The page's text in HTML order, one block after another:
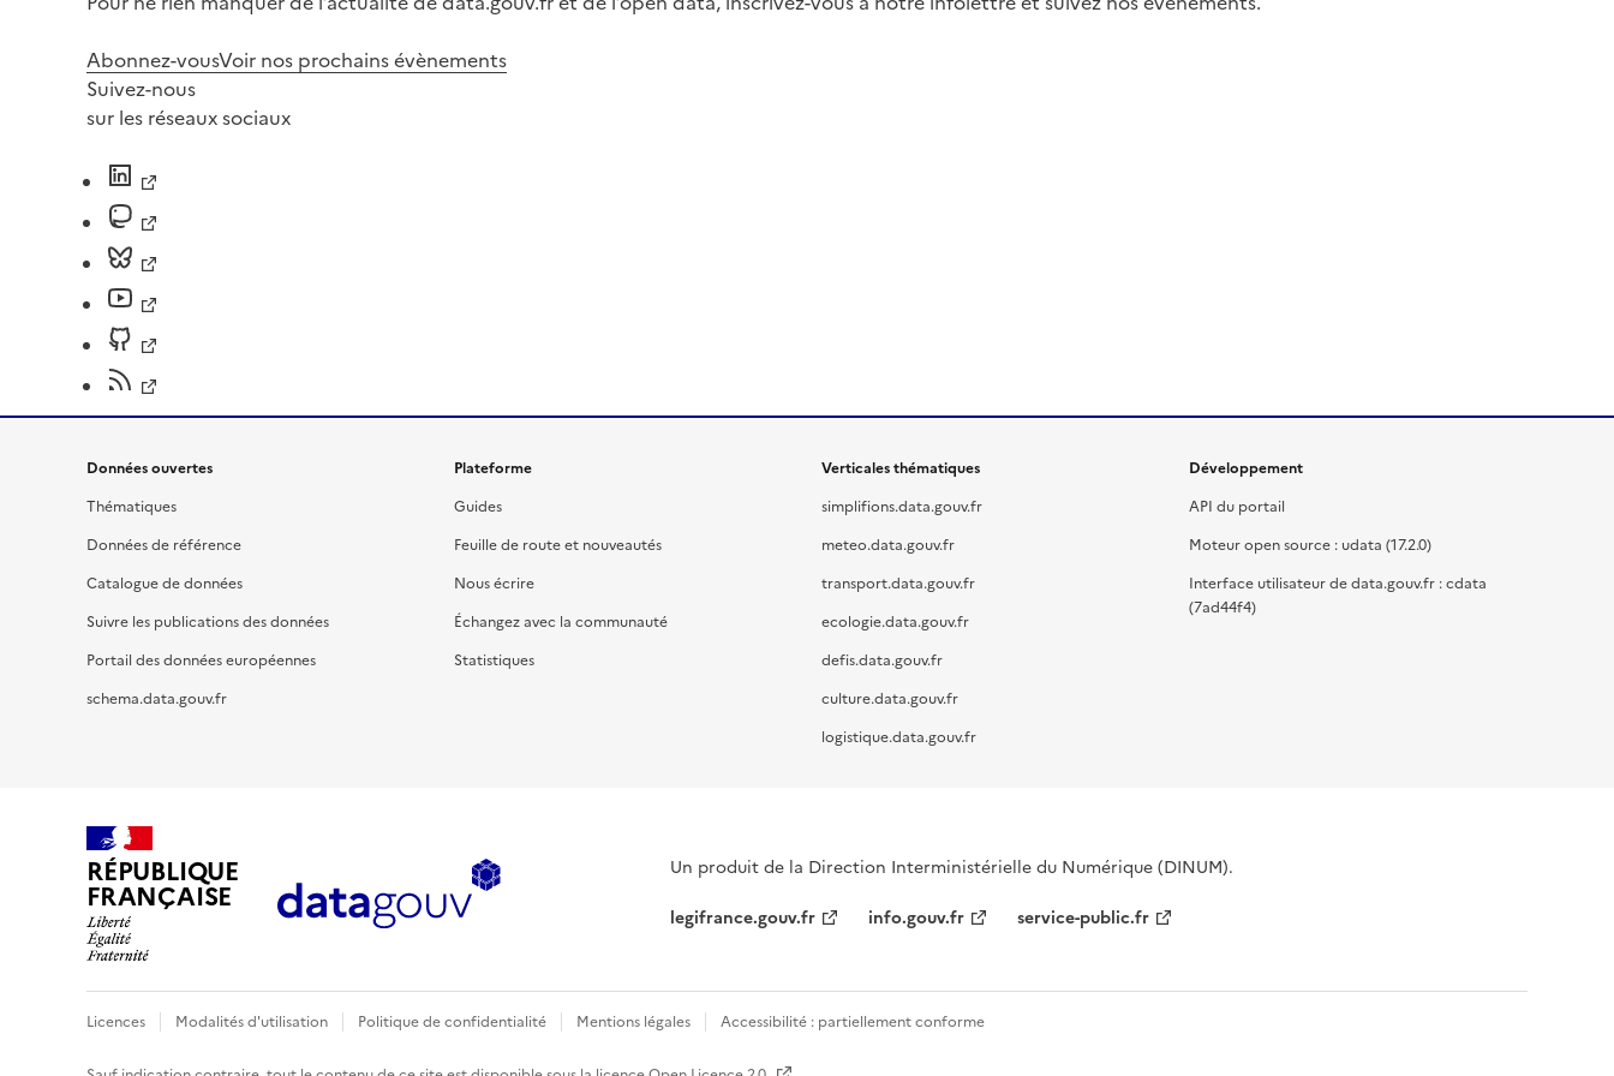
Abonnez-vousVoir nos prochains évènements
Suivez-nous
sur les réseaux sociaux
Données ouvertes
Thématiques
Données de référence
Catalogue de données
Suivre les publications des données
Portail des données européennes
schema.data.gouv.fr
Plateforme
Guides
Feuille de route et nouveautés
Nous écrire
Échangez avec la communauté
Statistiques
Verticales thématiques
simplifions.data.gouv.fr
meteo.data.gouv.fr
transport.data.gouv.fr
ecologie.data.gouv.fr
defis.data.gouv.fr
culture.data.gouv.fr
logistique.data.gouv.fr
Développement
API du portail
Moteur open source : udata (17.2.0)
Interface utilisateur de data.gouv.fr : cdata
(7ad44f4)
RÉPUBLIQUE
FRANÇAISE
Un produit de la Direction Interministérielle du Numérique (DINUM).
legifrance.gouv.fr
info.gouv.fr service-public.fr
Licences Modalités d'utilisation Politique de confidentialité Mentions légales Accessibilité : partiellement conforme